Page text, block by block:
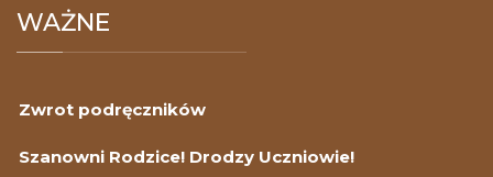
WAŻNE
Zwrot podręczników
Szanowni Rodzice! Drodzy Uczniowie!